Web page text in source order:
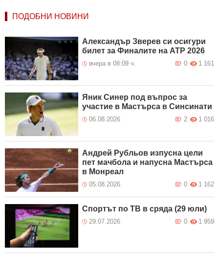
ПОДОБНИ НОВИНИ
Александър Зверев си осигури
билет за Финалите на ATP 2026
вчера в 08:09 ч. 1 161
0
Яник Синер под въпрос за
участие в Мастърса в Синсинати
06.08.2026 1 016
2
Андрей Рубльов изпусна цели
пет мачбола и напусна Мастърса
в Монреал
05.08.2026 1 162
0
Спортът по ТВ в сряда (29 юли)
29.07.2026 1 959
0